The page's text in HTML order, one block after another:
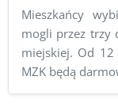
Mieszkańcy
mogli przez trzy
miejskiej. Od
MZK będą